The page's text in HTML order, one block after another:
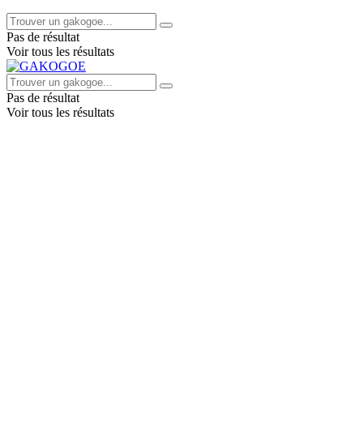
Pas de résultat
Voir tous les résultats
Pas de résultat
Voir tous les résultats